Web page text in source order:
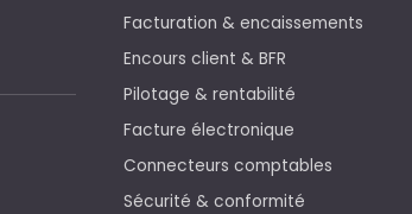
Facturation & encaissements
Encours client & BFR
Pilotage & rentabilité
Facture électronique
Connecteurs comptables
Sécurité & conformité